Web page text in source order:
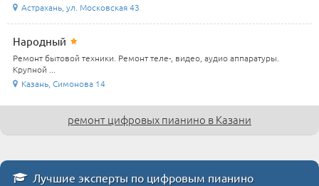
Астрахань, ул. Московская 43
Народный
Ремонт бытовой техники. Ремонт теле-, видео, аудио аппаратуры.
Крупной ...
Казань, Симонова 14
ремонт цифровых пианино в Казани
Лучшие эксперты по цифровым пианино